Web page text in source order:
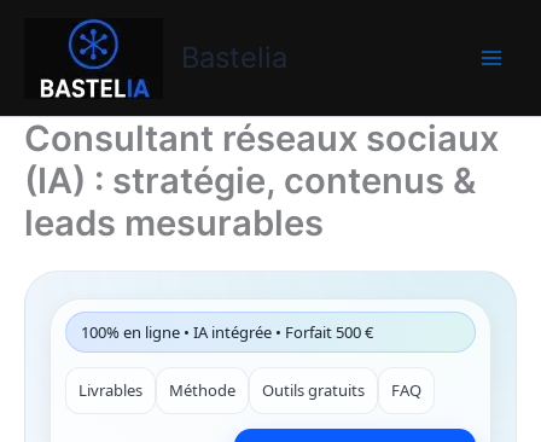
Bastelia
Bastelia
Consultant réseaux sociaux
(IA) : stratégie, contenus &
leads mesurables
100% en ligne • IA intégrée • Forfait 500 €
Livrables Méthode Outils gratuits FAQ